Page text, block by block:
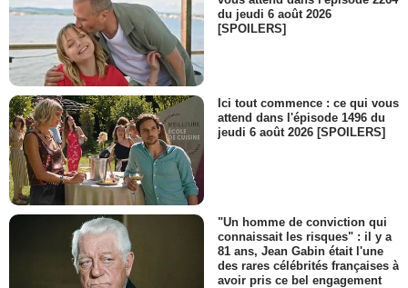
du jeudi 6 août 2026
[SPOILERS]
Ici tout commence : ce qui vous
attend dans l'épisode 1496 du
jeudi 6 août 2026 [SPOILERS]
"Un homme de conviction qui
connaissait les risques" : il y a
81 ans, Jean Gabin était l'une
des rares célébrités françaises à
avoir pris ce bel engagement